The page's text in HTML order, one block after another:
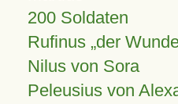
200 Soldaten
Rufinus „der
Nilus von Sora
Peleusius von